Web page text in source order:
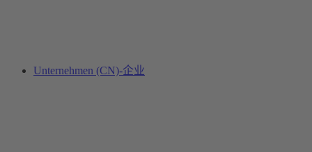
Unternehmen (CN)-企业